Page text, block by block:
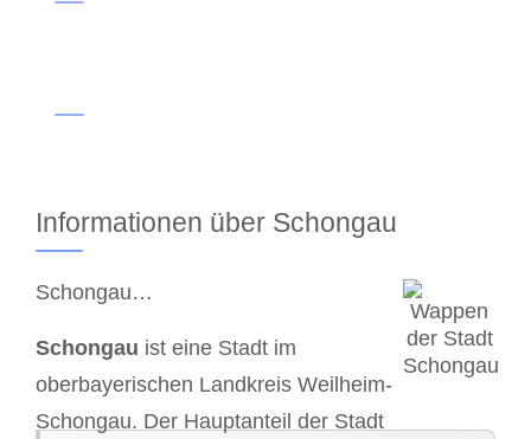
Informationen über Schongau
Schongau…
Schongau ist eine Stadt im
oberbayerischen Landkreis Weilheim-
Schongau. Der Hauptanteil der Stadt